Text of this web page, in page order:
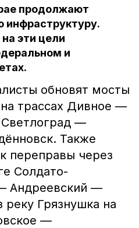
продолжают
инфраструктуру.
эти цели
и
обновят мосты
трассах Дивное —
—
Также
переправы через
Солдато-
Андреевский —
реку Грязнушка на
—